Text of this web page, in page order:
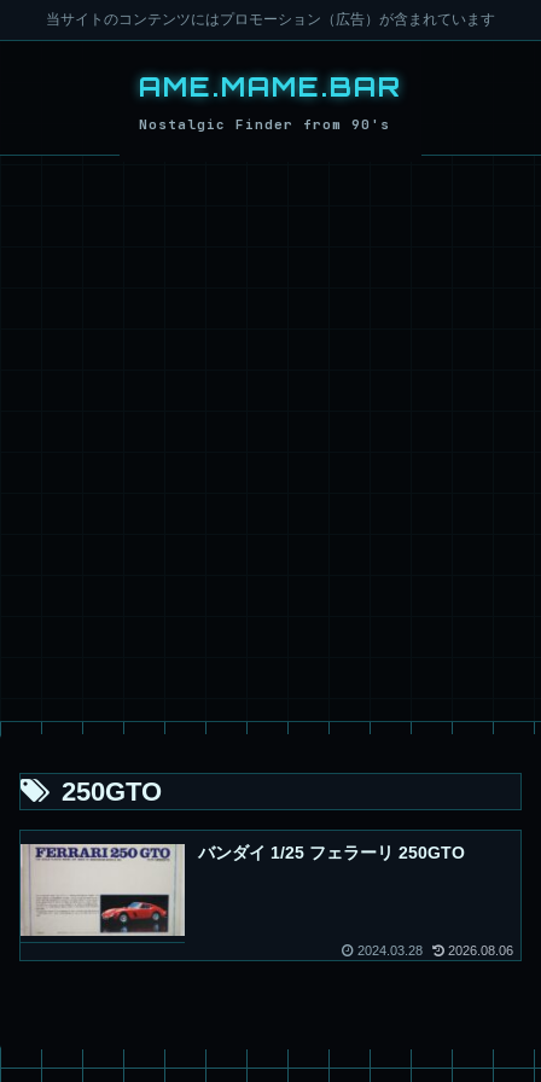
当サイトのコンテンツにはプロモーション（広告）が含まれています
250GTO
バンダイ 1/25 フェラーリ 250GTO
2024.03.28 2026.08.06